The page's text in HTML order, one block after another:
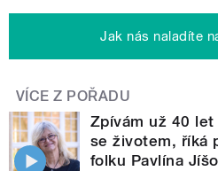
Jak nás naladíte
VÍCE Z POŘADU
Zpívám už 40
se životem, říká
folku Pavlína